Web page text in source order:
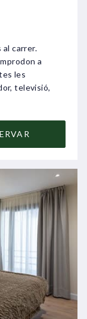
al carrer.
a
les
televisió,